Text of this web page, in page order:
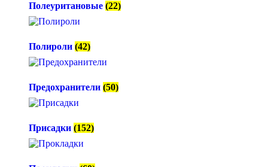
Полеуритановые (22)
Полироли (42)
Предохранители (50)
Присадки (152)